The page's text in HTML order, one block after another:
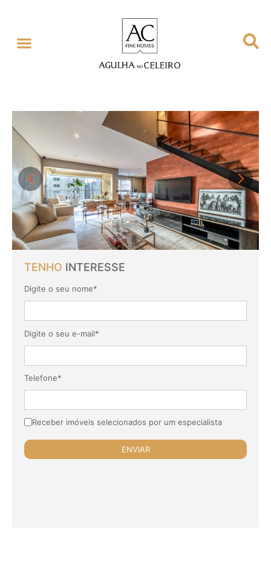
TENHO INTERESSE
Digite o seu nome*
Digite o seu e-mail*
Telefone*
Receber imóveis selecionados por um especialista